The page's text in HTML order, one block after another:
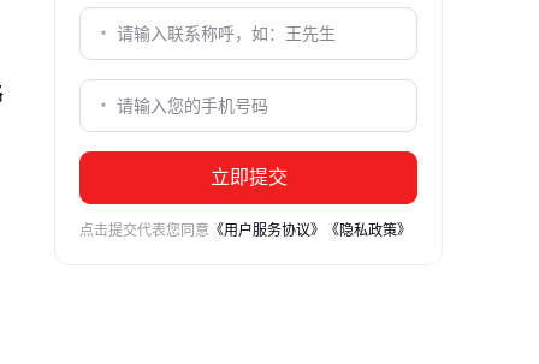
立即提交
点击提交代表您同意 《用户服务协议》 《隐私政策》